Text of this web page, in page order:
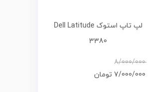
لپ تاپ استوک Dell Latitude
3380
8/000/000
7/000/000 تومان